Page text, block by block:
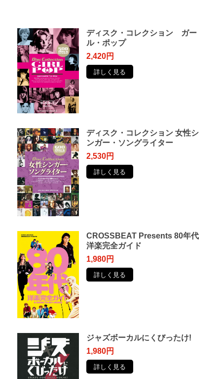
ディスク・コレクション ガー
ル・ポップ
2,420円
詳しく見る
ディスク・コレクション 女性シ
ンガー・ソングライター
2,530円
詳しく見る
CROSSBEAT Presents 80年代
洋楽完全ガイド
1,980円
詳しく見る
ジャズボーカルにくびったけ!
1,980円
詳しく見る